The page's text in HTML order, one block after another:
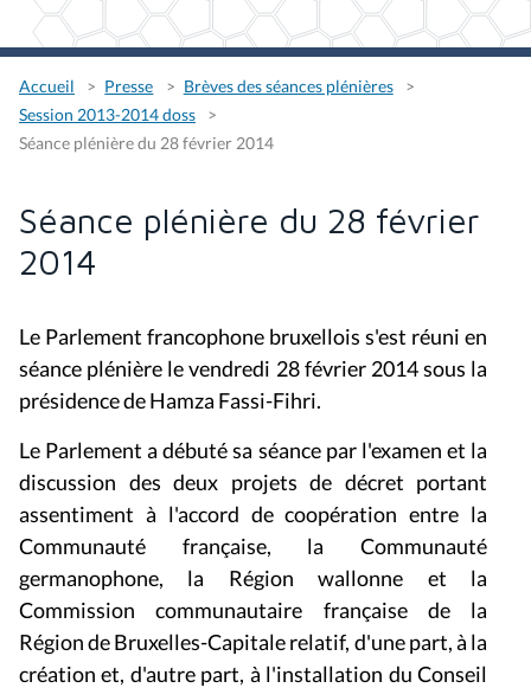
Accueil Presse
Brèves des séances plénières
Session 2013-2014 doss
Séance plénière du 28 février 2014
Séance plénière du 28 février
2014
Le Parlement francophone bruxellois s'est réuni en
séance plénière le vendredi 28 février 2014 sous la
présidence de Hamza Fassi-Fihri.
Le Parlement a débuté sa séance par l'examen et la
discussion des deux projets de décret portant
assentiment à l'accord de coopération entre la
Communauté française, la Communauté
germanophone, la Région wallonne et la
Commission communautaire française de la
Région de Bruxelles-Capitale relatif, d'une part, à la
création et, d'autre part, à l'installation du Conseil